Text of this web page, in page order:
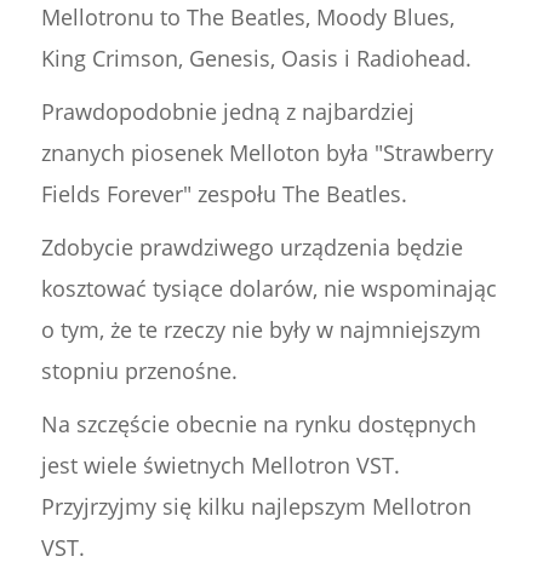
Mellotronu to The Beatles, Moody Blues,
King Crimson, Genesis, Oasis i Radiohead.
Prawdopodobnie jedną z najbardziej
znanych piosenek Melloton była "Strawberry
Fields Forever" zespołu The Beatles.
Zdobycie prawdziwego urządzenia będzie
kosztować tysiące dolarów, nie wspominając
o tym, że te rzeczy nie były w najmniejszym
stopniu przenośne.
Na szczęście obecnie na rynku dostępnych
jest wiele świetnych Mellotron VST.
Przyjrzyjmy się kilku najlepszym Mellotron
VST.